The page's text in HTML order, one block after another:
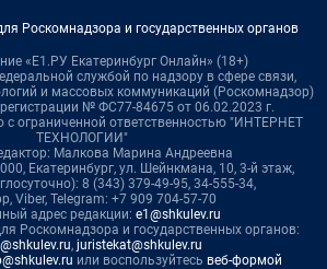
Роскомнадзора и государственных органов
«Е1.РУ Екатеринбург Онлайн» (18+)
службой по надзору в сфере связи,
и массовых коммуникаций (Роскомнадзор)
№ ФС77-84675 от 06.02.2023 г.
с ограниченной ответственностью "ИНТЕРНЕТ
ТЕХНОЛОГИИ"
Малкова Марина Андреевна
Екатеринбург, ул. Шейнкмана, 10, 3-й этаж,
8 (343) 379-49-95, 34-555-34,
Viber, Telegram: +7 909 704-57-70
адрес редакции: e1@shkulev.ru
Роскомнадзора и государственных органов:
, juristekat@shkulev.ru
или воспользуйтесь веб-формой